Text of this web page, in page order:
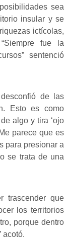
sea
insular y se
ictícolas,
fue la
sentenció
de las
Esto es como
algo y tira ‘ojo
parece que es
para presionar a
se trata de una
trascender que
los territorios
porque dentro
acotó.